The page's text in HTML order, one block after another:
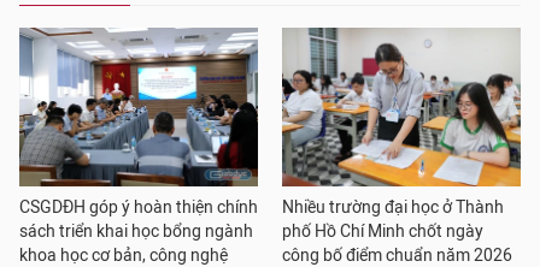
CSGDĐH góp ý hoàn thiện chính
sách triển khai học bổng ngành
khoa học cơ bản, công nghệ
Nhiều trường đại học ở Thành
phố Hồ Chí Minh chốt ngày
công bố điểm chuẩn năm 2026